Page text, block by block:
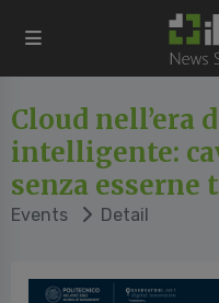
Cloud nell’era
intelligente:
senza esserne
Events Detail